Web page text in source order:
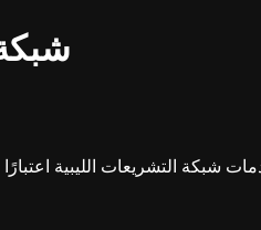
التشريعات الليبية اعتبارًا من